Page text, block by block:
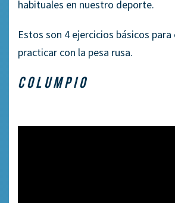
habituales en nuestro deporte.
Estos son 4 ejercicios básicos para
practicar con la pesa rusa.
COLUMPIO